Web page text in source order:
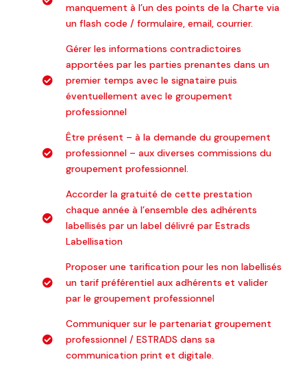
manquement à l’un des points de la Charte via
un flash code / formulaire, email, courrier.
Gérer les informations contradictoires
apportées par les parties prenantes dans un
premier temps avec le signataire puis
éventuellement avec le groupement
professionnel
Être présent – à la demande du groupement
professionnel – aux diverses commissions du
groupement professionnel.
Accorder la gratuité de cette prestation
chaque année à l’ensemble des adhérents
labellisés par un label délivré par Estrads
Labellisation
Proposer une tarification pour les non labellisés
un tarif préférentiel aux adhérents et valider
par le groupement professionnel
Communiquer sur le partenariat groupement
professionnel / ESTRADS dans sa
communication print et digitale.